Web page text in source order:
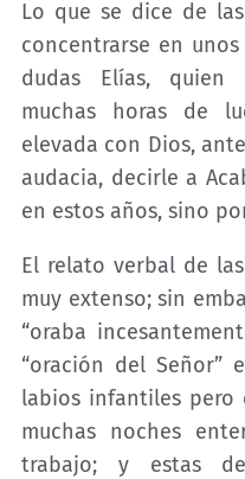
Lo que se dice de
concentrarse en
dudas Elías, quien
muchas horas de
elevada con Dios,
audacia, decirle a
en estos años, sino
El relato verbal de
muy extenso; sin
“oraba
“oración del Señor”
labios infantiles pero
muchas noches
trabajo; y estas